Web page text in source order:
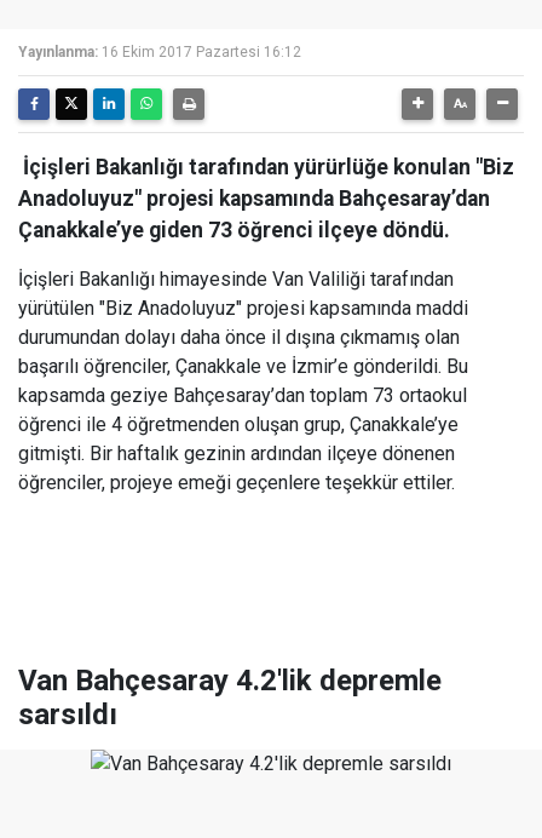
Yayınlanma: 16 Ekim 2017 Pazartesi 16:12
İçişleri Bakanlığı tarafından yürürlüğe konulan "Biz
Anadoluyuz" projesi kapsamında Bahçesaray’dan
Çanakkale’ye giden 73 öğrenci ilçeye döndü.
İçişleri Bakanlığı himayesinde Van Valiliği tarafından
yürütülen "Biz Anadoluyuz" projesi kapsamında maddi
durumundan dolayı daha önce il dışına çıkmamış olan
başarılı öğrenciler, Çanakkale ve İzmir’e gönderildi. Bu
kapsamda geziye Bahçesaray’dan toplam 73 ortaokul
öğrenci ile 4 öğretmenden oluşan grup, Çanakkale’ye
gitmişti. Bir haftalık gezinin ardından ilçeye dönenen
öğrenciler, projeye emeği geçenlere teşekkür ettiler.
Van Bahçesaray 4.2'lik depremle
sarsıldı